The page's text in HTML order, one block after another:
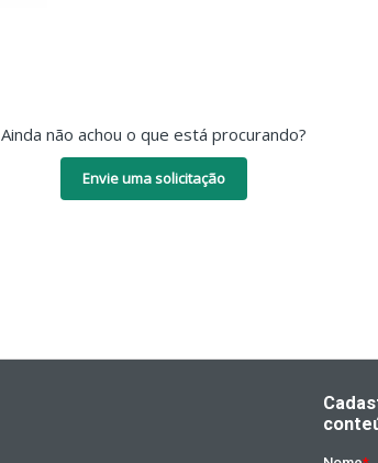
Ainda não achou o que está procurando?
Envie uma solicitação